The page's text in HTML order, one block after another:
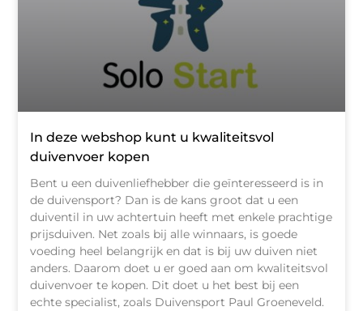
In deze webshop kunt u kwaliteitsvol
duivenvoer kopen
Bent u een duivenliefhebber die geïnteresseerd is in
de duivensport? Dan is de kans groot dat u een
duiventil in uw achtertuin heeft met enkele prachtige
prijsduiven. Net zoals bij alle winnaars, is goede
voeding heel belangrijk en dat is bij uw duiven niet
anders. Daarom doet u er goed aan om kwaliteitsvol
duivenvoer te kopen. Dit doet u het best bij een
echte specialist, zoals Duivensport Paul Groeneveld.